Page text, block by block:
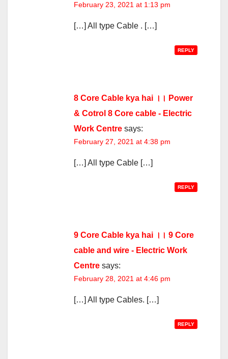
February 23, 2021 at 1:13 pm
[…] All type Cable . […]
REPLY
8 Core Cable kya hai ।। Power
& Cotrol 8 Core cable - Electric
Work Centre says:
February 27, 2021 at 4:38 pm
[…] All type Cable […]
REPLY
9 Core Cable kya hai ।। 9 Core
cable and wire - Electric Work
Centre says:
February 28, 2021 at 4:46 pm
[…] All type Cables. […]
REPLY